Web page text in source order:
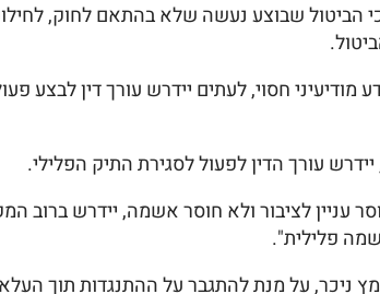
שבוצע נעשה שלא בהתאם לחוק,
חסוי, לעתים יידרש עורך דין לבצע
עורך הדין לפעול לסגירת התיק הפלילי.
עניין לציבור ולא חוסר אשמה, יידרש
פלילית".
ניכר, על מנת להתגבר על ההתנגדות תוך